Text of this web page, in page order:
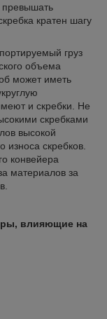
кратен шагу
груз
объема
может иметь
и скребки. Не
скребками
высокой
износа скребков.
конвейера
материалов за
влияющие на